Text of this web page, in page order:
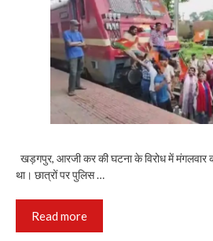
खड़गपुर, आरजी कर की घटना के विरोध में मंगलवार
था। छात्रों पर पुलिस …
Read more